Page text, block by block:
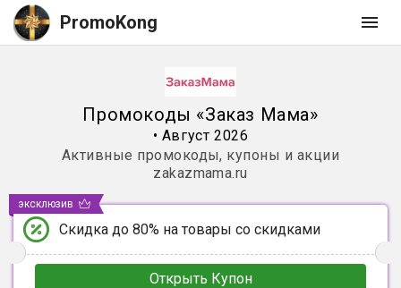
PromoKong
Промокоды «Заказ Мама»
• Август 2026
Активные промокоды, купоны и акции
zakazmama.ru
Скидка до 80% на товары со скидками
Открыть Купон
эксклюзив